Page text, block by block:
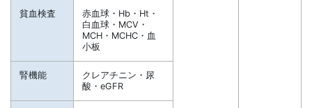
貧血検査
赤血球・Hb・Ht・
白血球・MCV・
MCH・MCHC・血
小板
腎機能
クレアチニン・尿
酸・eGFR